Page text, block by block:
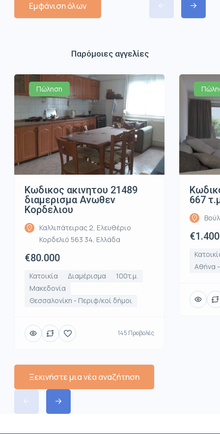
Εμφάνιση όλων
Παρόμοιες αγγελίες
Πώληση
Κωδικος ακινητου 21489
διαμερισμα Ανωθεν
Κορδελιου
Καλλιπάτειρας 2, Ελευθέριο
Κορδελιό 563 34, Ελλάδα
€80.000
Κατοικία Διαμέρισμα
100τ.μ.
Μακεδονία
Θεσσαλονίκη - Περιφ/κοί δήμοι
145 Προβολές
667
Αθήνα
Ξεκινήστε μια νέα αναζήτηση